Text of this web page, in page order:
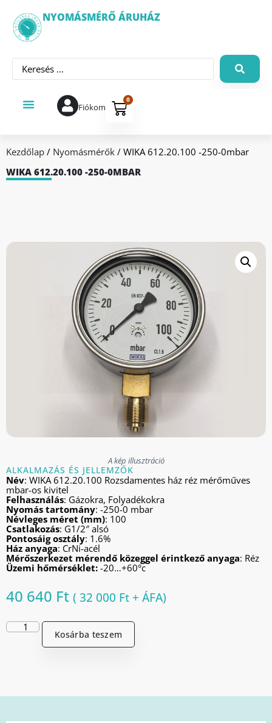
NYOMÁSMÉRŐ ÁRUHÁZ
Fiókom
0
Kezdőlap / Nyomásmérők / WIKA 612.20.100 -250-0mbar
WIKA 612.20.100 -250-0MBAR
A kép illusztráció
ALKALMAZÁS ÉS JELLEMZŐK
Név: WIKA 612.20.100 Rozsdamentes ház réz mérőműves
mbar-os kivitel
Felhasználás: Gázokra, Folyadékokra
Nyomás tartomány: -250-0 mbar
Névleges méret (mm): 100
Csatlakozás: G1/2″ alsó
Pontosáig osztály: 1.6%
Ház anyaga: CrNi-acél
Mérőszerkezet mérendő közeggel érintkező anyaga: Réz
Üzemi hőmérséklet: -20…+60°c
40 640 Ft ( 32 000 Ft + ÁFA)
Kosárba teszem